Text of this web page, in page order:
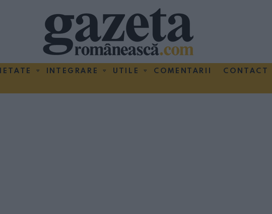
INTEGRARE UTILE COMENTARII CONTACT